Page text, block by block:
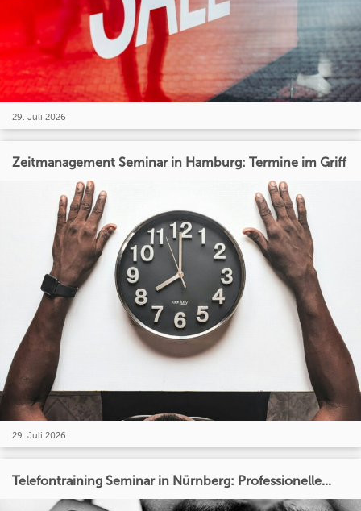
29. Juli 2026
Zeitmanagement Seminar in Hamburg: Termine im Griff
29. Juli 2026
Telefontraining Seminar in Nürnberg: Professionelle...